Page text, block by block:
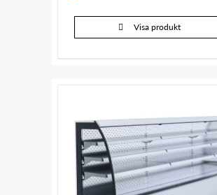
Visa produkt